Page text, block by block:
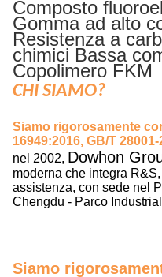
Composto
Gomma ad alto
Resistenza a
chimici Bassa
Copolimero FKM
CHI SIAMO?
Siamo rigorosamente
16949:2016, GB/T
nel 2002, Dowhon
moderna che integra
assistenza, con sede nel
Chengdu - Parco
Siamo